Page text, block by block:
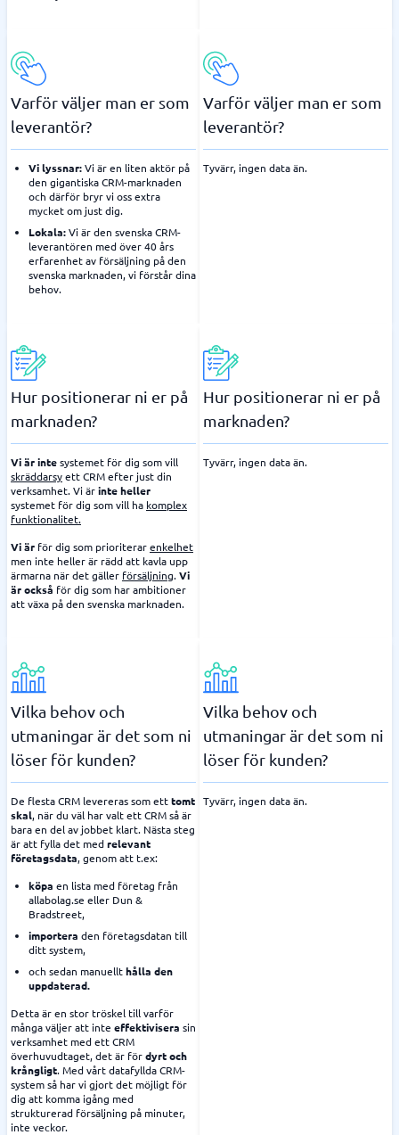
Varför väljer man er som
leverantör?
Vi lyssnar:Vi är en liten aktör på
den gigantiska CRM-marknaden
och därför bryr vi oss extra
mycket om just dig.
Lokala:Vi är den svenska CRM-
leverantören med över 40 års
erfarenhet av försäljning på den
svenska marknaden, vi förstår dina
behov.
Varför väljer man er som
leverantör?
Tyvärr, ingen data än.
Hur positionerar ni er på
marknaden?
Vi är intesystemet för dig som vill
skräddarsyett CRM efter just din
verksamhet. Vi ärinte heller
systemet för dig som vill ha komplex
funktionalitet.
Vi är för dig som prioriterarenkelhet
men inte heller är rädd att kavla upp
ärmarna när det gäller försäljning.Vi
är också för dig som har ambitioner
att växa på den svenska marknaden.
Hur positionerar ni er på
marknaden?
Tyvärr, ingen data än.
Vilka behov och
utmaningar är det som ni
löser för kunden?
De flesta CRM levereras som etttomt
skal, när du väl har valt ett CRM så är
bara en del av jobbet klart. Nästa steg
är att fylla det medrelevant
företagsdata, genom att t.ex:
köpa en lista med företag från
allabolag.se eller Dun &
Bradstreet,
importera den företagsdatan till
ditt system,
och sedan manuellthålla den
uppdaterad.
Detta är en stor tröskel till varför
många väljer att inte effektivisera sin
verksamhet med ett CRM
överhuvudtaget, det är fördyrt och
krångligt. Med vårt datafyllda CRM-
system så har vi gjort det möjligt för
dig att komma igång med
strukturerad försäljning på minuter,
inte veckor.
Vilka behov och
utmaningar är det som ni
löser för kunden?
Tyvärr, ingen data än.